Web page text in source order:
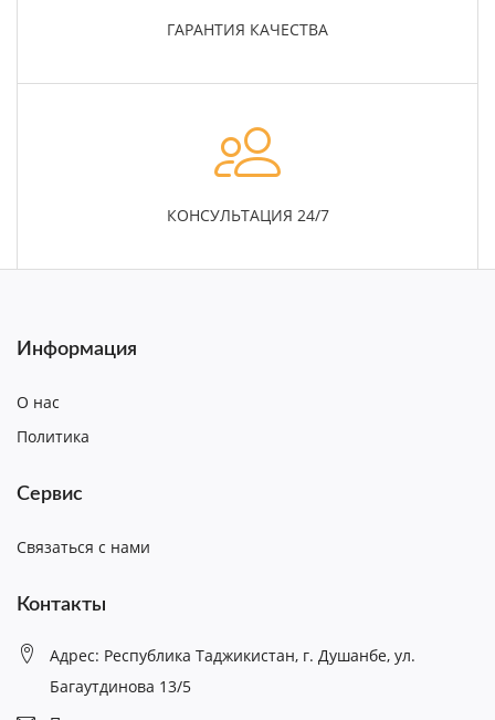
ГАРАНТИЯ КАЧЕСТВА
КОНСУЛЬТАЦИЯ 24/7
Информация
О нас
Политика
Сервис
Связаться с нами
Контакты
Адрес: Республика Таджикистан, г. Душанбе, ул.
Багаутдинова 13/5